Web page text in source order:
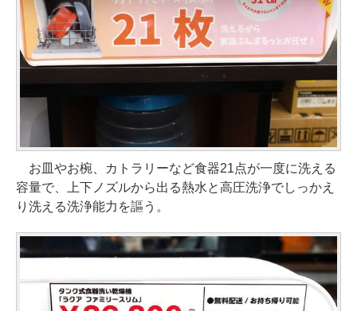
お皿やお椀、カトラリーなど食器21点が一度に洗える
容量で、上下ノズルから出る熱水と高圧洗浄でしっかえ
り洗える洗浄能力を謳う。